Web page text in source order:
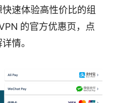
速体验高性价比的组
的官方优惠页，点
情。